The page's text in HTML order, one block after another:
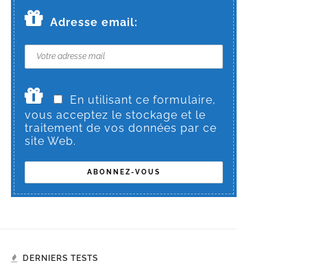
Adresse email:
En utilisant ce formulaire,
vous acceptez le stockage et le
traitement de vos données par ce
site Web.
DERNIERS TESTS